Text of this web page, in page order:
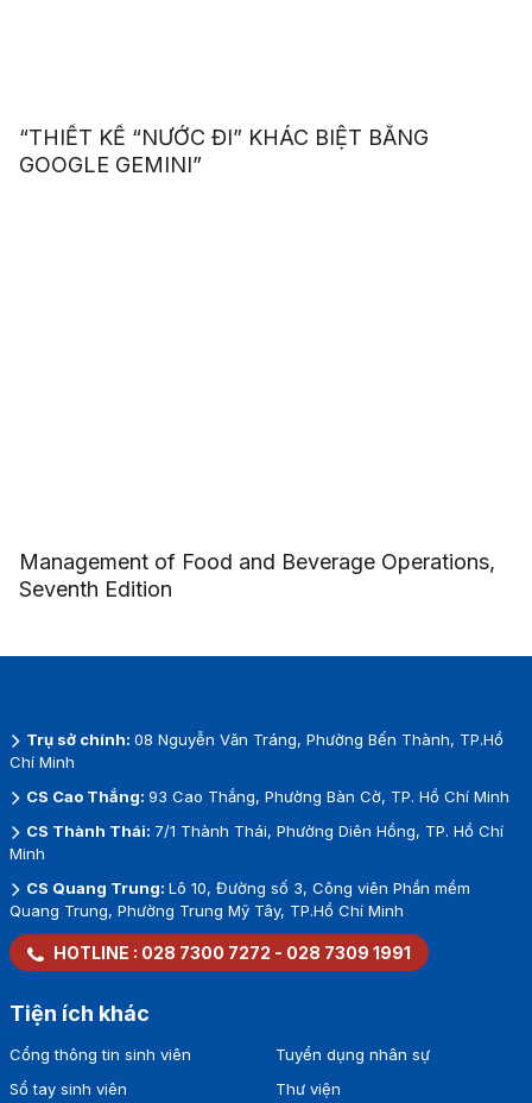
“THIẾT KẾ “NƯỚC ĐI” KHÁC BIỆT BẰNG
GOOGLE GEMINI”
Management of Food and Beverage Operations,
Seventh Edition
Trụ sở chính: 08 Nguyễn Văn Tráng, Phường Bến Thành, TP.Hồ
Chí Minh
CS Cao Thắng: 93 Cao Thắng, Phường Bàn Cờ, TP. Hồ Chí Minh
CS Thành Thái: 7/1 Thành Thái, Phường Diên Hồng, TP. Hồ Chí
Minh
CS Quang Trung: Lô 10, Đường số 3, Công viên Phần mềm
Quang Trung, Phường Trung Mỹ Tây, TP.Hồ Chí Minh
HOTLINE : 028 7300 7272 - 028 7309 1991
Tiện ích khác
Cổng thông tin sinh viên
Sổ tay sinh viên
Tuyển dụng nhân sự
Thư viện